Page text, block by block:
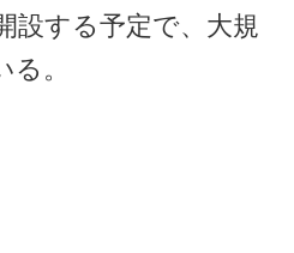
設する予定で、大規
。